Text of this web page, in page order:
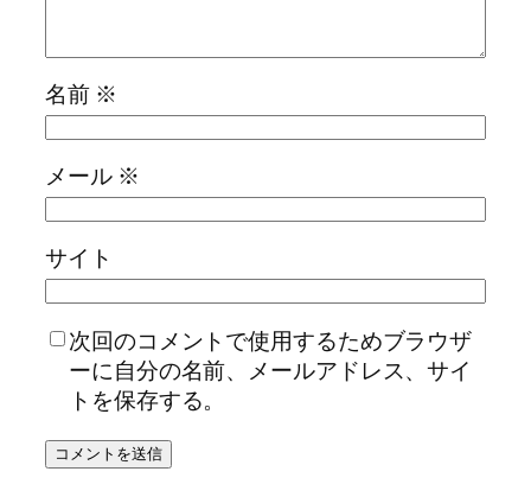
名前 ※
メール ※
サイト
次回のコメントで使用するためブラウザ
ーに自分の名前、メールアドレス、サイ
トを保存する。